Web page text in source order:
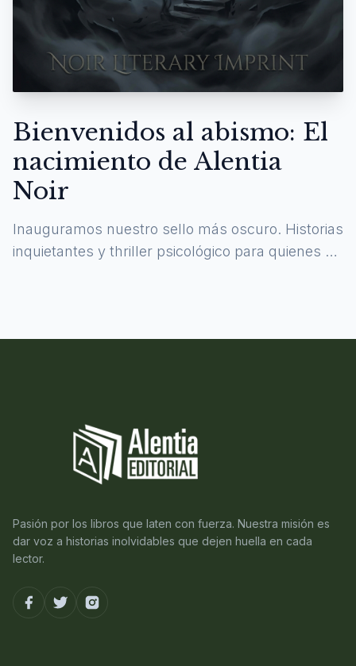
Bienvenidos al abismo: El
nacimiento de Alentia
Noir
Inauguramos nuestro sello más oscuro. Historias
inquietantes y thriller psicológico para quienes se
Pasión por los libros que laten con fuerza. Nuestra misión es
dar voz a historias inolvidables que dejen huella en cada
lector.